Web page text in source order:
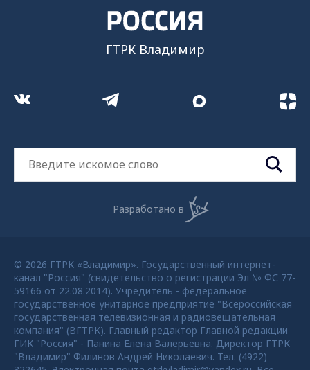
ГТРК Владимир
Разработано в
© 2026 ГТРК «Владимир». Государственный интернет-
канал "Россия" (свидетельство о регистрации Эл № ФС 77-
59166 от 22.08.2014). Учредитель - федеральное
государственное унитарное предприятие "Всероссийская
государственная телевизионная и радиовещательная
компания" (ВГТРК). Главный редактор Главной редакции
ГИК "Россия" - Панина Елена Валерьевна. Директор ГТРК
"Владимир" Филинов Андрей Николаевич. Тел. (4922)